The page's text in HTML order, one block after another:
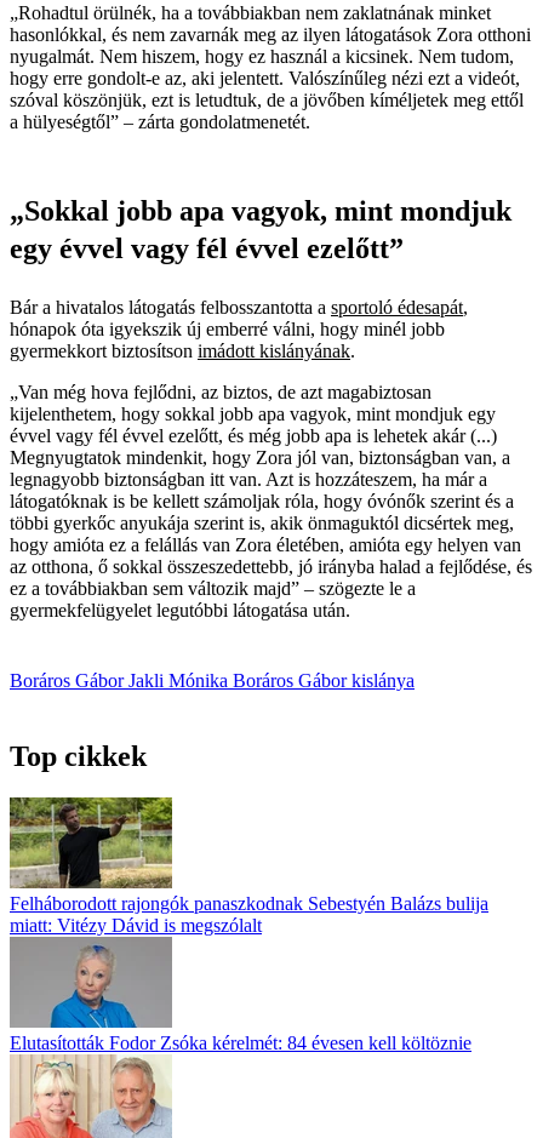
„Rohadtul örülnék, ha a továbbiakban nem zaklatnának minket
hasonlókkal, és nem zavarnák meg az ilyen látogatások Zora otthoni
nyugalmát. Nem hiszem, hogy ez használ a kicsinek. Nem tudom,
hogy erre gondolt-e az, aki jelentett. Valószínűleg nézi ezt a videót,
szóval köszönjük, ezt is letudtuk, de a jövőben kíméljetek meg ettől
a hülyeségtől” – zárta gondolatmenetét.
„Sokkal jobb apa vagyok, mint mondjuk
egy évvel vagy fél évvel ezelőtt”
Bár a hivatalos látogatás felbosszantotta a sportoló édesapát,
hónapok óta igyekszik új emberré válni, hogy minél jobb
gyermekkort biztosítson imádott kislányának.
„Van még hova fejlődni, az biztos, de azt magabiztosan
kijelenthetem, hogy sokkal jobb apa vagyok, mint mondjuk egy
évvel vagy fél évvel ezelőtt, és még jobb apa is lehetek akár (...)
Megnyugtatok mindenkit, hogy Zora jól van, biztonságban van, a
legnagyobb biztonságban itt van. Azt is hozzáteszem, ha már a
látogatóknak is be kellett számoljak róla, hogy óvónők szerint és a
többi gyerkőc anyukája szerint is, akik önmaguktól dicsértek meg,
hogy amióta ez a felállás van Zora életében, amióta egy helyen van
az otthona, ő sokkal összeszedettebb, jó irányba halad a fejlődése, és
ez a továbbiakban sem változik majd” – szögezte le a
gyermekfelügyelet legutóbbi látogatása után.
Boráros GáborJakli Mónika Boráros Gábor kislánya
Top cikkek
Felháborodott rajongók panaszkodnak Sebestyén Balázs bulija
miatt: Vitézy Dávid is megszólalt
Elutasították Fodor Zsóka kérelmét: 84 évesen kell költöznie